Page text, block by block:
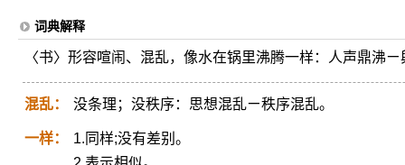
词典解释
〈书〉形容喧闹、混乱，像水在锅里沸腾一样：人声鼎沸
混乱： 没条理；没秩序：思想混乱ㄧ秩序混乱。
一样：
1.同样;没有差别。